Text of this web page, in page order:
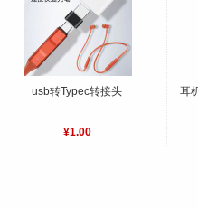
usb转Typec转接头
¥1.00
耳